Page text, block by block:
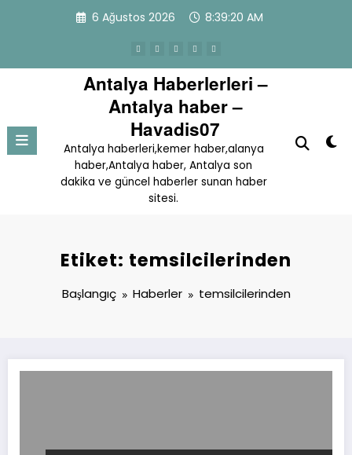
6 Ağustos 2026 8:39:20 AM
Antalya Haberlerleri –
Antalya haber –
Havadis07
Antalya haberleri,kemer haber,alanya
haber,Antalya haber, Antalya son
dakika ve güncel haberler sunan haber
sitesi.
Etiket: temsilcilerinden
Başlangıç Haberler temsilcilerinden